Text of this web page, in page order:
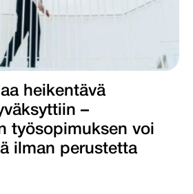
heikentävä
–
työsopimuksen voi
ilman perustetta